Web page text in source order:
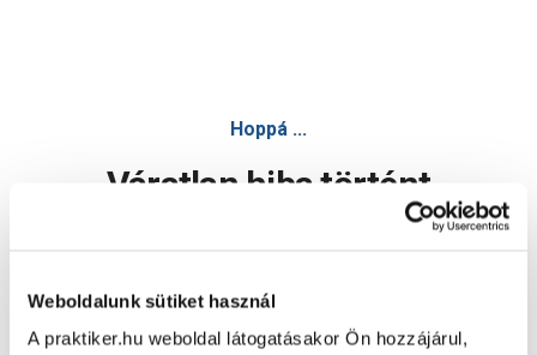
Weboldalunk sütiket használ
A praktiker.hu weboldal látogatásakor Ön hozzájárul,
Hoppá ...
Váratlan hiba történt
Oldal újratöltése